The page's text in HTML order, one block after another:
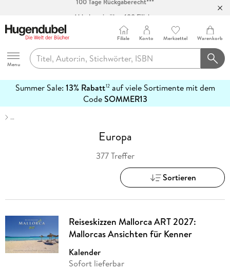
Abholung in über 100 Filialen
Hugendubel
Menu
Filiale Konto Merkzettel Warenkorb
Summer Sale: 13% Rabatt12auf viele Sortimente mit dem
CodeSOMMER13
erfahren
…
Europa
377 Treffer
Sortieren
Reiseskizzen Mallorca ART 2027:
Mallorcas Ansichten für Kenner
Kalender
Sofort lieferbar